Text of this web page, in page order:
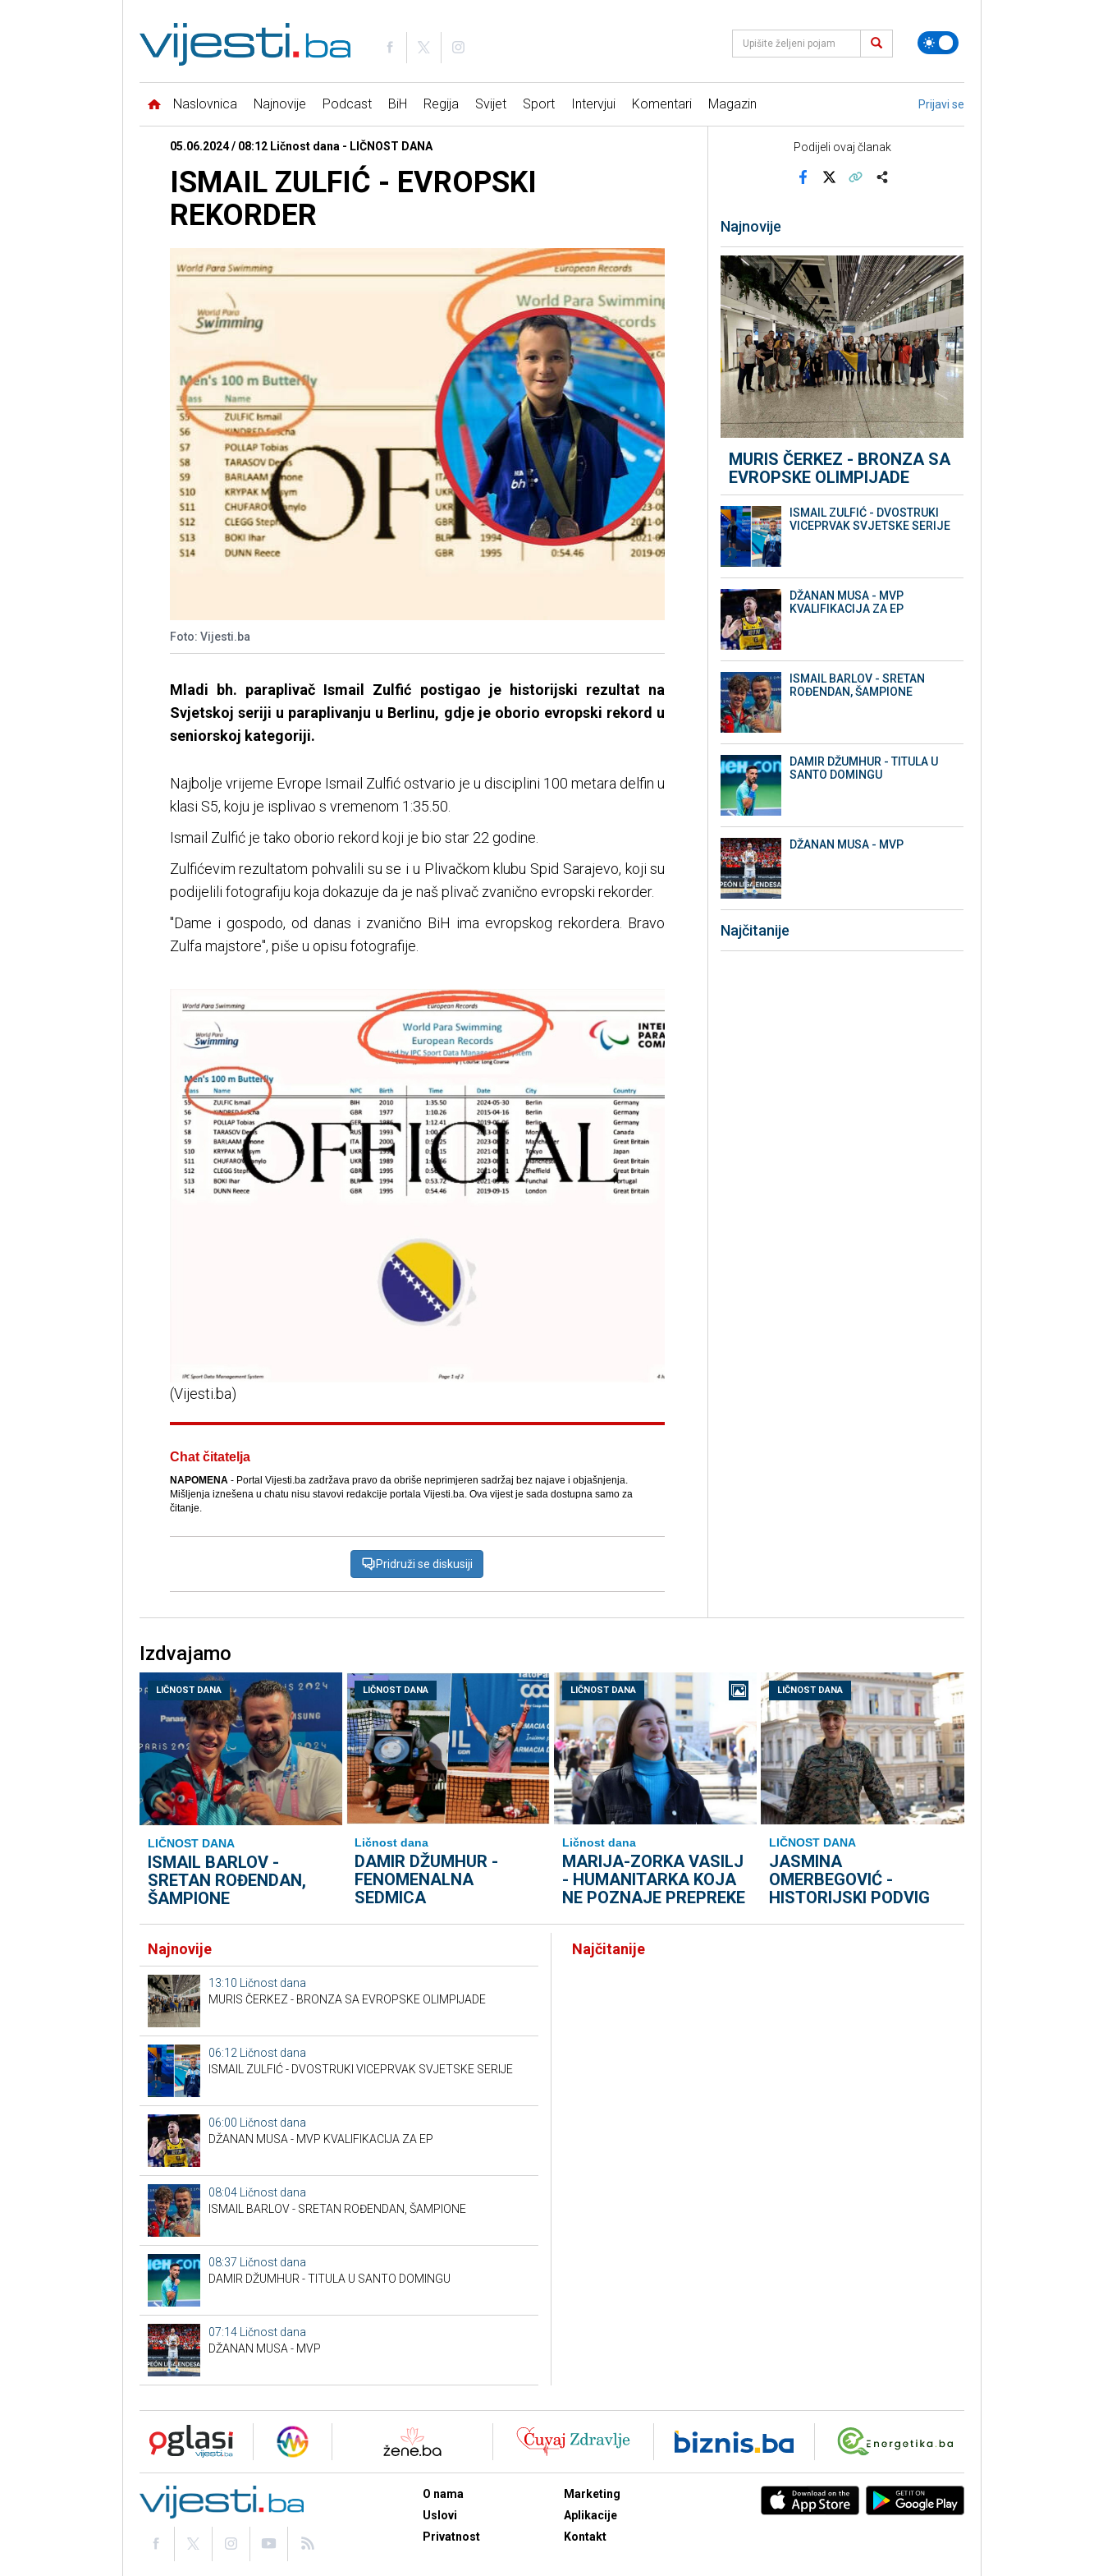
Naslovnica Najnovije Podcast BiH Regija Svijet Sport Intervjui Komentari Magazin Prijavi se
05.06.2024 / 08:12 Ličnost dana - LIČNOST DANA
ISMAIL ZULFIĆ - EVROPSKI
REKORDER
Foto: Vijesti.ba
Mladi bh. paraplivač Ismail Zulfić postigao je historijski rezultat na
Svjetskoj seriji u paraplivanju u Berlinu, gdje je oborio evropski rekord u
seniorskoj kategoriji.
Najbolje vrijeme Evrope Ismail Zulfić ostvario je u disciplini 100 metara delfin u
klasi S5, koju je isplivao s vremenom 1:35.50.
Ismail Zulfić je tako oborio rekord koji je bio star 22 godine.
Zulfićevim rezultatom pohvalili su se i u Plivačkom klubu Spid Sarajevo, koji su
podijelili fotografiju koja dokazuje da je naš plivač zvanično evropski rekorder.
"Dame i gospodo, od danas i zvanično BiH ima evropskog rekordera. Bravo
Zulfa majstore", piše u opisu fotografije.
(Vijesti.ba)
Chat čitatelja
NAPOMENA - Portal Vijesti.ba zadržava pravo da obriše neprimjeren sadržaj bez najave i objašnjenja.
Mišljenja iznešena u chatu nisu stavovi redakcije portala Vijesti.ba. Ova vijest je sada dostupna samo za
čitanje.
Pridruži se diskusiji
Podijeli ovaj članak
Najnovije
MURIS ČERKEZ - BRONZA SA
EVROPSKE OLIMPIJADE
ISMAIL ZULFIĆ - DVOSTRUKI
VICEPRVAK SVJETSKE SERIJE
DŽANAN MUSA - MVP
KVALIFIKACIJA ZA EP
ISMAIL BARLOV - SRETAN
ROĐENDAN, ŠAMPIONE
DAMIR DŽUMHUR - TITULA U
SANTO DOMINGU
DŽANAN MUSA - MVP
Najčitanije
Izdvajamo
LIČNOST DANA
LIČNOST DANA
ISMAIL BARLOV -
SRETAN ROĐENDAN,
ŠAMPIONE
LIČNOST DANA
Ličnost dana
DAMIR DŽUMHUR -
FENOMENALNA
SEDMICA
LIČNOST DANA
Ličnost dana
MARIJA-ZORKA VASILJ
- HUMANITARKA KOJA
NE POZNAJE PREPREKE
LIČNOST DANA
LIČNOST DANA
JASMINA
OMERBEGOVIĆ -
HISTORIJSKI PODVIG
Najnovije
13:10
Ličnost dana
MURIS ČERKEZ - BRONZA SA EVROPSKE OLIMPIJADE
06:12
Ličnost dana
ISMAIL ZULFIĆ - DVOSTRUKI VICEPRVAK SVJETSKE SERIJE
06:00
Ličnost dana
DŽANAN MUSA - MVP KVALIFIKACIJA ZA EP
08:04
Ličnost dana
ISMAIL BARLOV - SRETAN ROĐENDAN, ŠAMPIONE
08:37
Ličnost dana
DAMIR DŽUMHUR - TITULA U SANTO DOMINGU
07:14
Ličnost dana
DŽANAN MUSA - MVP
Najčitanije
O nama
Uslovi
Privatnost
Marketing
Aplikacije
Kontakt